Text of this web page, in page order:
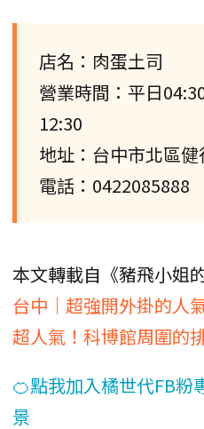
店名：肉蛋土司
營業時間：平日
12:30
地址：台中市北區
電話：0422085888
本文轉載自《豬飛小姐
台中｜超強開外掛的人
超人氣！科博館周圍的
🍊點我加入橘世代FB粉
景